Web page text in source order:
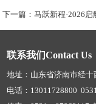
下一篇：马跃新程·2026启
联系我们Contact Us
地址：山东省济南市经十
电话：13011728800